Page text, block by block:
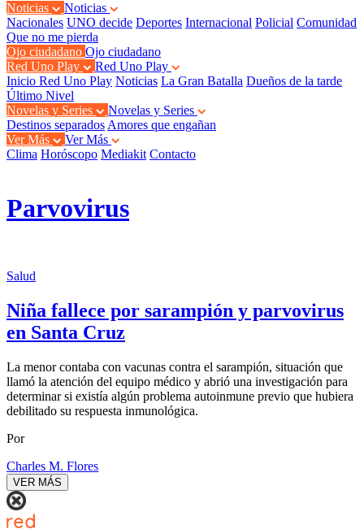
Noticias
Noticias
Nacionales UNO decide Deportes Internacional Policial Comunidad
Que no me pierda
Ojo ciudadano Ojo ciudadano
Red Uno Play
Red Uno Play
Inicio Red Uno Play Noticias La Gran Batalla Dueños de la tarde
Último Nivel
Novelas y Series
Novelas y Series
Destinos separados Amores que engañan
Ver Más
Ver Más
Clima Horóscopo Mediakit Contacto
Parvovirus
Salud
Niña fallece por sarampión y parvovirus
en Santa Cruz
La menor contaba con vacunas contra el sarampión, situación que
llamó la atención del equipo médico y abrió una investigación para
determinar si existía algún problema autoinmune previo que hubiera
debilitado su respuesta inmunológica.
Por
Charles M. Flores
VER MÁS